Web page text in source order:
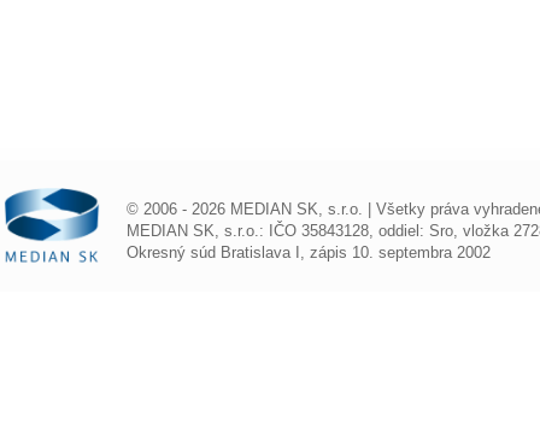
© 2006 - 2026 MEDIAN SK, s.r.o. | Všetky práva
MEDIAN SK, s.r.o.: IČO 35843128, oddiel: Sro, vložka
Okresný súd Bratislava I, zápis 10. septembra 2002